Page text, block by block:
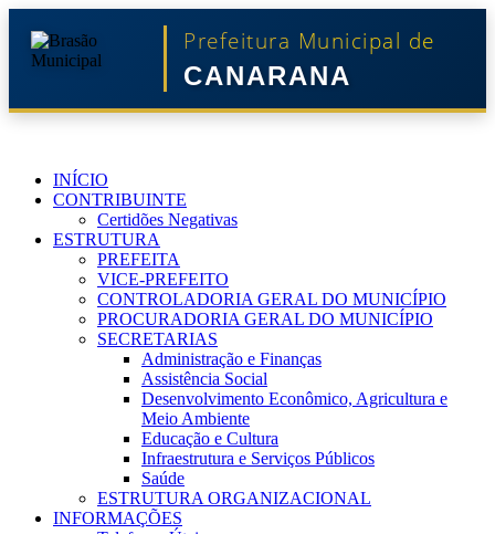
Prefeitura Municipal de
CANARANA
INÍCIO
CONTRIBUINTE
Certidões Negativas
ESTRUTURA
PREFEITA
VICE-PREFEITO
CONTROLADORIA GERAL DO MUNICÍPIO
PROCURADORIA GERAL DO MUNICÍPIO
SECRETARIAS
Administração e Finanças
Assistência Social
Desenvolvimento Econômico, Agricultura e
Meio Ambiente
Educação e Cultura
Infraestrutura e Serviços Públicos
Saúde
ESTRUTURA ORGANIZACIONAL
INFORMAÇÕES